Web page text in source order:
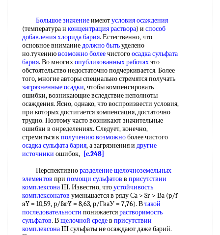
Большое значениеимеютусловия осаждения
(температура н концентрация раствора) и способ
добавленияхлорида бария. Естественно, что
основное вниманиедолжно бытьуделено
но.тучениювозможно болеечистогоосадка сульфата
бария. Во многихопубликованных работахэто
обстоятельство недостаточно подчеркивается. Более
того, многие авторы специально стремятся получать
загрязненные осадки, чтобы компенсировать
ошибки, возникающие вследствие неполноты
осаждения. Ясно, однако, что воспроизвести условия,
при которых достигается компенсация, достаточно
трудно. Поэтому часто возникают значительные
ошибки в онределениях. Следует, конечно,
стремиться кполучению возможноболее чистого
осадка сульфата бария, а загрязнения и другие
источники ошибок, [c.248]
Перспективноразделение щелочноземельных
элементов при помощи сульфатов в присутствии
комплексонаIII. Известно, чтоустойчивость
комплексонатов уменьшается в ряду Са > Sr > Ва (p/f
aY = 10,59, p/fsrY = 8,63, р/ГваУ = 7,76). Втакой
последовательности понижаетсярастворимость
сульфатов. Вщелочной средев присутствии
комплексонаIII сульфаты не осаждают даже барий.